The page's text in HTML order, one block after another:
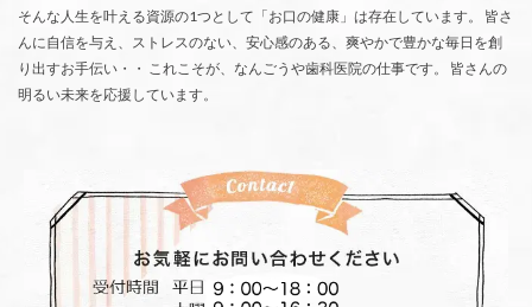
そんな人生を叶える資源の1つとして「お口の健康」は存在しています。 皆さ
んに自信を与え、ストレスのない、安心感のある、爽やかで豊かな毎日を創
り出すお手伝い・・ これこそが、なんごうや歯科医院の仕事です。 皆さんの
明るい未来を応援しています。